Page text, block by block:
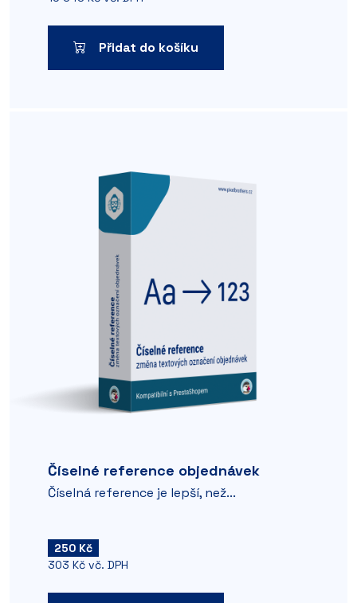
Přidat do košíku
Číselné reference objednávek
Číselná reference je lepší, než...
250 Kč
303 Kč vč. DPH